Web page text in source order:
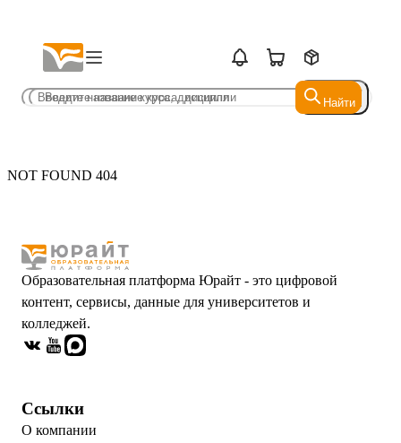
Найти
Найти
NOT FOUND 404
Образовательная платформа Юрайт - это цифровой
контент, сервисы, данные для университетов и
колледжей.
Ссылки
О компании